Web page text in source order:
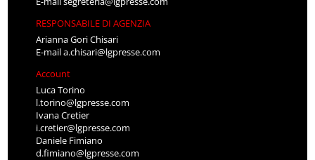
RESPONSABILE DI AGENZIA
Arianna Gori Chisari
E-maila.chisari@lgpresse.com
Account
Luca Torino
l.torino@lgpresse.com
Ivana Cretier
i.cretier@lgpresse.com
Daniele Fimiano
d.fimiano@lgpresse.com